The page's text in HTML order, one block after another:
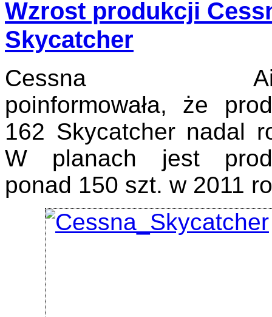
Wzrost produkcji
Skycatcher
Cessna
poinformowała, że
162 Skycatcher nadal
W planach jest
ponad 150 szt. w 2011